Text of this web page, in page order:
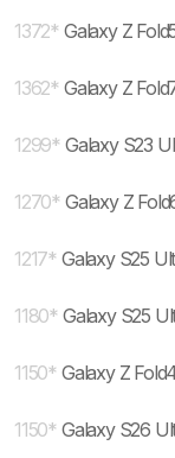
1372* Galaxy Z
1362* Galaxy Z
1299* Galaxy S23
1270* Galaxy Z
1217* Galaxy S25
1180* Galaxy S25
1150* Galaxy Z
1150* Galaxy S26